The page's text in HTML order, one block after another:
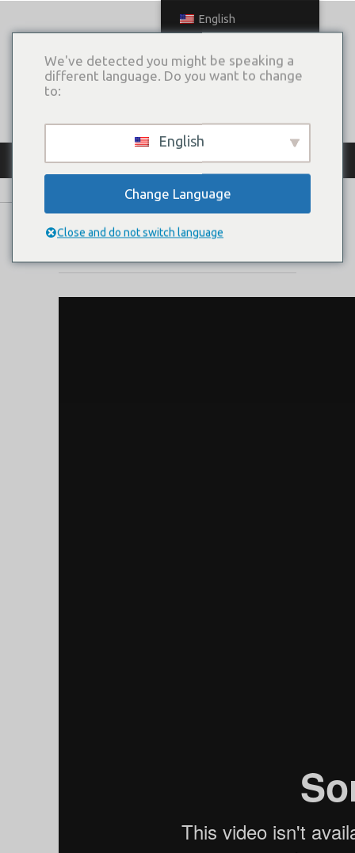
КАТАЛОГ ПЛАТЬЕВ
МИСТЕРИЯ
English
We've detected you might be speaking a
different language. Do you want to change
to:
English
Change Language
Close and do not switch language